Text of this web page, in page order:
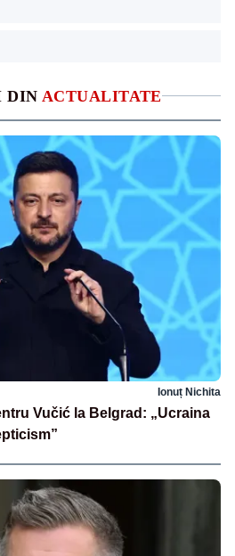
DIN ACTUALITATE
Ionuț Nichita
Vučić la Belgrad: „Ucraina